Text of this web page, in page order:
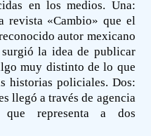
en los medios. Una:
revista «Cambio» que el
autor mexicano
la idea de publicar
muy distinto de lo que
historias policiales. Dos:
llegó a través de agencia
que representa a dos